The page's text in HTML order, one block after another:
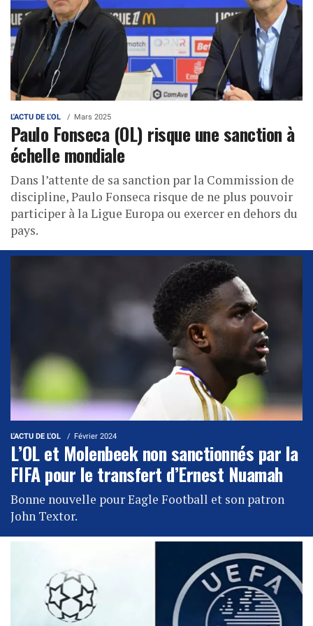
L'ACTU DE L'OL Mars 2025
Paulo Fonseca (OL) risque une sanction à
échelle mondiale
Dans l’attente de sa sanction par la Commission de
discipline, Paulo Fonseca risque de ne plus pouvoir
participer à la Ligue Europa ou exercer en dehors du
pays.
L'ACTU DE L'OL Février 2024
L’OL et Molenbeek non sanctionnés par la
FIFA pour le transfert d’Ernest Nuamah
Bonne nouvelle pour Eagle Football et son patron
John Textor.